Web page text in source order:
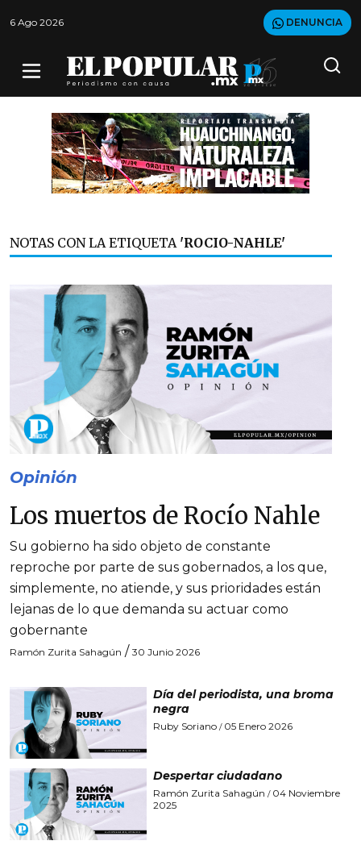
6 Ago 2026 DENUNCIA
NOTAS CON LA ETIQUETA 'ROCIO-NAHLE'
Opinión
Los muertos de Rocío Nahle
Su gobierno ha sido objeto de constante
reproche por parte de sus gobernados, a los que,
simplemente, no atiende, y sus prioridades están
lejanas de lo que demanda su actuar como
gobernante
Ramón Zurita Sahagún / 30 Junio 2026
Día del periodista, una broma
negra
Ruby Soriano/ 05 Enero 2026
Despertar ciudadano
Ramón Zurita Sahagún / 04 Noviembre
2025